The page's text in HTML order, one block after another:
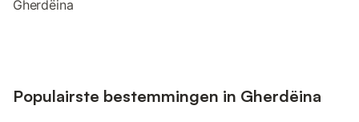
Gherdëina
Populairste bestemmingen in Gherdëina